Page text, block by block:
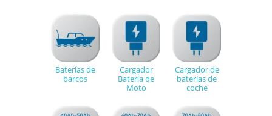
Baterías de
barcos
Cargador
Batería de
Moto
Cargador de
baterías de
coche